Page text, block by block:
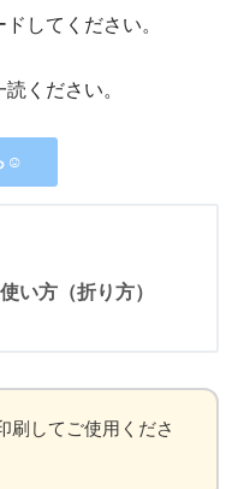
してください。
読ください。
☺
い方（折り方）
刷してご使用くださ